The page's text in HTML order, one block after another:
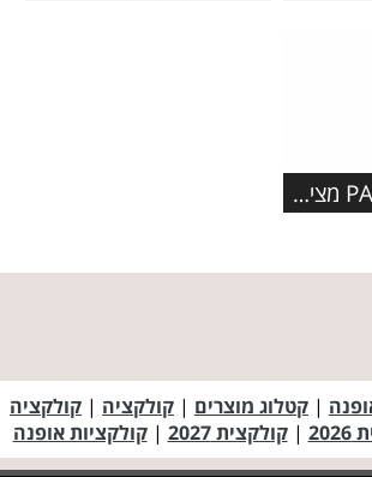
תכשיטי PANDORA מציגים: קולקציית תכשיטי פרפרים מעוצבת
| קטלוג מוצרים | קולקציה | קולקציה
|קולקצית 2027 |קולקציות אופנה